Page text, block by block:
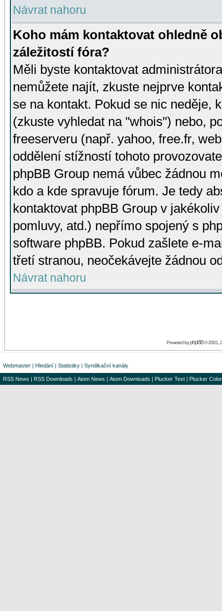
Návrat nahoru
Koho mám kontaktovat ohledně
záležitostí fóra?
Měli byste kontaktovat
nemůžete najít, zkuste nejprve
se na kontakt. Pokud se nic neděje,
(zkuste vyhledat na "whois") nebo,
freeserveru (např. yahoo, free.fr,
oddělení stížností tohoto
phpBB Group nemá vůbec žádnou
kdo a kde spravuje fórum. Je tedy
kontaktovat phpBB Group v
pomluvy, atd.) nepřímo spojený s
software phpBB. Pokud zašlete e-
třetí stranou, neočekávejte žádnou
Návrat nahoru
Powered byphpBB© 2001,
Webmaster | Hledání | Statistiky | Syndikační kanály
RSS News | RSS Downloads | Atom News | Atom Downloads | Plucker Text | Plucker Color